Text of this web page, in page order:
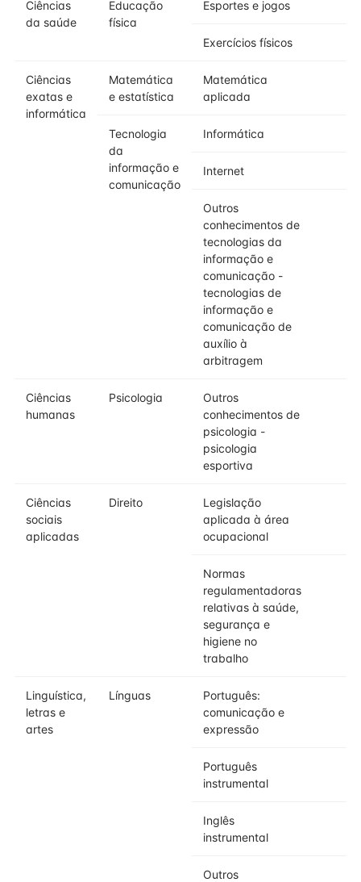
Ciências
da saúde
Educação
física
Esportes e jogos
Exercícios físicos
Ciências
exatas e
informática
Matemática
e estatística
Matemática
aplicada
Tecnologia
da
informação e
comunicação
Informática
Internet
Outros
conhecimentos de
tecnologias da
informação e
comunicação -
tecnologias de
informação e
comunicação de
auxílio à
arbitragem
Ciências
humanas
Psicologia
Outros
conhecimentos de
psicologia -
psicologia
esportiva
Ciências
sociais
aplicadas
Direito
Legislação
aplicada à área
ocupacional
Normas
regulamentadoras
relativas à saúde,
segurança e
higiene no
trabalho
Linguística,
letras e
artes
Línguas
Português:
comunicação e
expressão
Português
instrumental
Inglês
instrumental
Outros